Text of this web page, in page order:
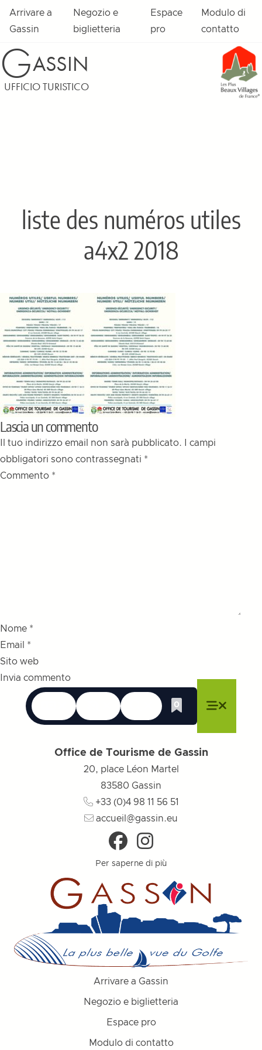
Vai al contenuto
Arrivare a
Gassin
Negozio e
biglietteria
Espace
pro
Modulo di
contatto
GASSIN
UFFICIO TURISTICO
liste des numéros utiles
a4x2 2018
Lascia un commento
Il tuo indirizzo email non sarà pubblicato.
I campi
obbligatori sono contrassegnati *
Commento *
Nome *
Email *
Sito web
Le lingue
Chiudere il menu
Accessibilità
Chiudere il menu
Ricerca
Chiudere il menu
0
Lista dei
Office de Tourisme de Gassin
20, place Léon Martel
83580 Gassin
+33 (0)4 98 11 56 51
accueil@gassin.eu
Per saperne di più
Arrivare a Gassin
Negozio e biglietteria
Espace pro
Modulo di contatto